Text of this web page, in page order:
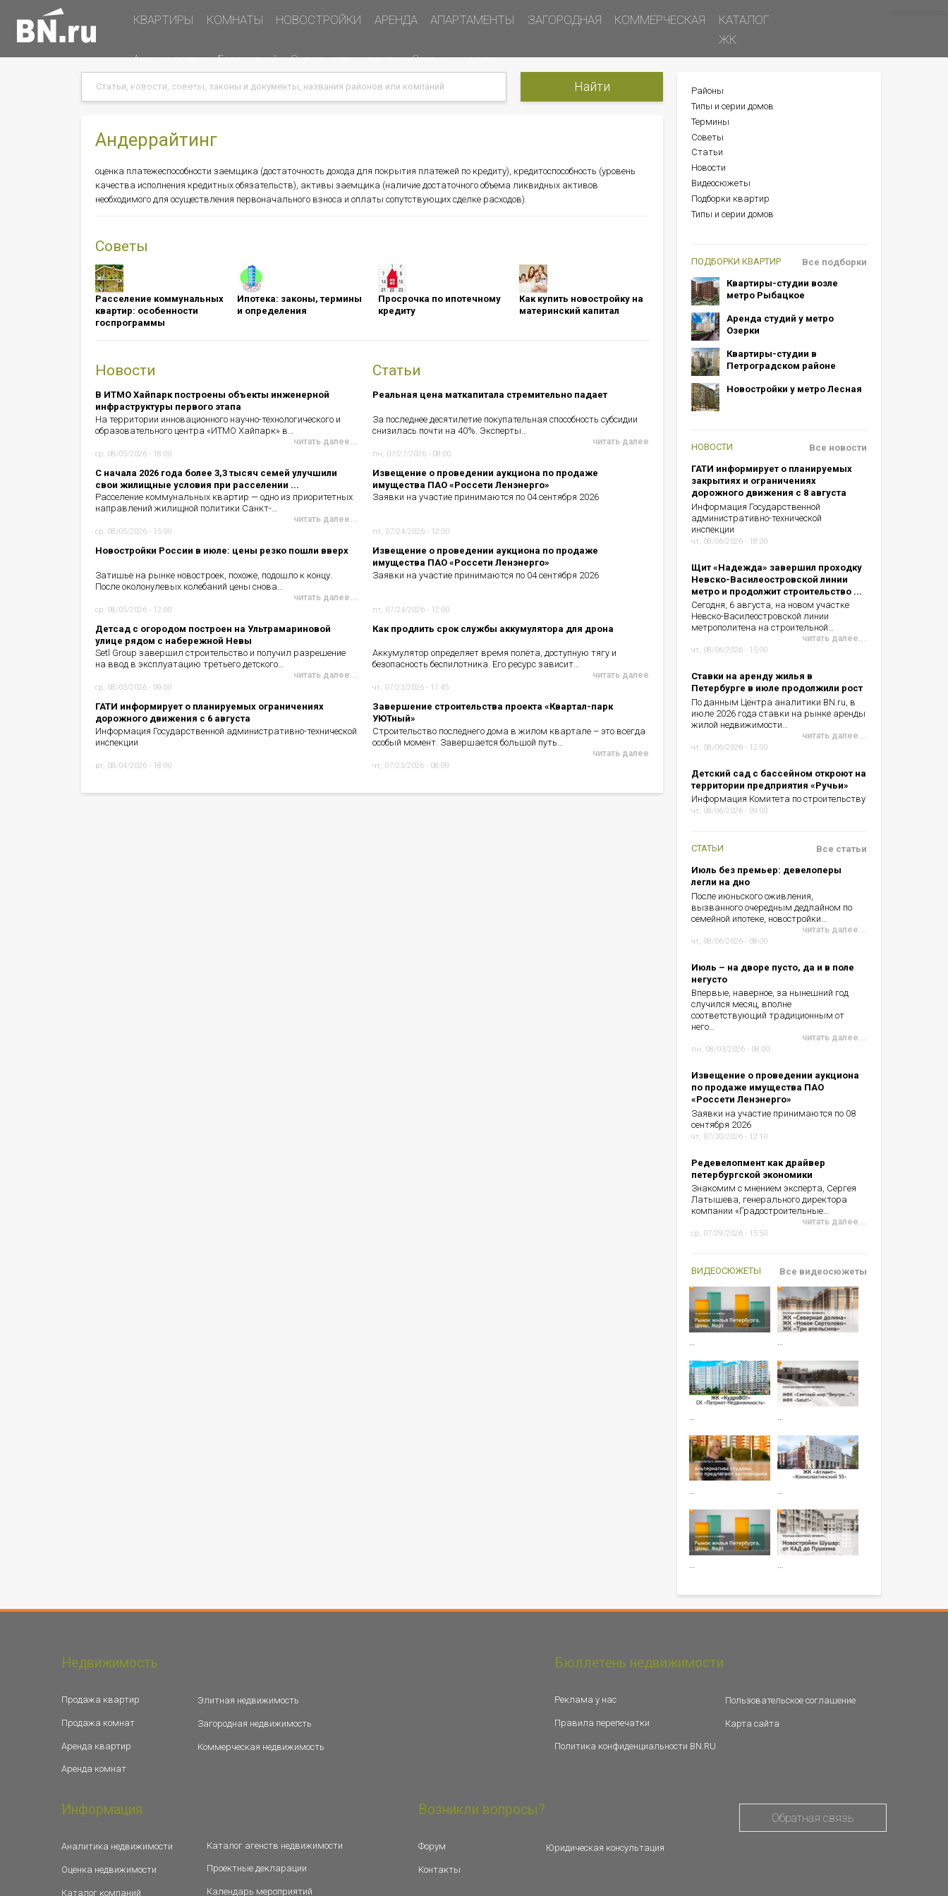
Основная
КВАРТИРЫ КОМНАТЫ НОВОСТРОЙКИ АРЕНДА АПАРТАМЕНТЫ ЗАГОРОДНАЯ КОММЕРЧЕСКАЯ
КАТАЛОГ
ЖК
Дополнительная
навигация
Акции и скидки База знаний Оценка недвижимости Статьи и новости
Меню
в
(справа)
Подать объявление
Search
Search
Андеррайтинг
оценка платежеспособности заемщика (достаточность дохода для покрытия платежей по кредиту), кредитоспособность (уровень
качества исполнения кредитных обязательств), активы заемщика (наличие достаточного объема ликвидных активов
необходимого для осуществления первоначального взноса и оплаты сопутствующих сделке расходов).
Советы
Расселение коммунальных
квартир: особенности
госпрограммы
Ипотека: ​​​​​​​законы, термины
и определения
Просрочка по ипотечному
кредиту
Как купить новостройку на
материнский капитал
Новости
В ИТМО Хайпарк построены объекты инженерной
инфраструктуры первого этапа
На территории инновационного научно-технологического и
образовательного центра «ИТМО Хайпарк» в…
читать далее...
ср, 08/05/2026 - 18:00
С начала 2026 года более 3,3 тысяч семей улучшили
свои жилищные условия при расселении ...
Расселение коммунальных квартир — одно из приоритетных
направлений жилищной политики Санкт-…
читать далее...
ср, 08/05/2026 - 15:00
Новостройки России в июле: цены резко пошли вверх
Затишье на рынке новостроек, похоже, подошло к концу.
После околонулевых колебаний цены снова…
читать далее...
ср, 08/05/2026 - 12:00
Детсад с огородом построен на Ультрамариновой
улице рядом с набережной Невы
Setl Group завершил строительство и получил разрешение
на ввод в эксплуатацию третьего детского…
читать далее...
ср, 08/05/2026 - 09:00
ГАТИ информирует о планируемых ограничениях
дорожного движения с 6 августа
Информация Государственной административно-технической
инспекции
вт, 08/04/2026 - 18:00
Статьи
Реальная цена маткапитала стремительно падает
За последнее десятилетие покупательная способность субсидии
снизилась почти на 40%. Эксперты…
читать далее
пн, 07/27/2026 - 08:00
Извещение о проведении аукциона по продаже
имущества ПАО «Россети Ленэнерго»
Заявки на участие принимаются по 04 сентября 2026
пт, 07/24/2026 - 12:00
Извещение о проведении аукциона по продаже
имущества ПАО «Россети Ленэнерго»
Заявки на участие принимаются по 04 сентября 2026
пт, 07/24/2026 - 12:00
Как продлить срок службы аккумулятора для дрона
Аккумулятор определяет время полёта, доступную тягу и
безопасность беспилотника. Его ресурс зависит…
читать далее
чт, 07/23/2026 - 11:45
Завершение строительства проекта «Квартал-парк
УЮТный»
Строительство последнего дома в жилом квартале – это всегда
особый момент. Завершается большой путь…
читать далее
чт, 07/23/2026 - 08:00
БОКОВОЕ
МЕНЮ
Районы
Типы и серии домов
Термины
Советы
Статьи
Новости
Видеосюжеты
Подборки квартир
Типы и серии домов
ПОДБОРКИ КВАРТИР
Квартиры-студии возле
метро Рыбацкое
Аренда студий у метро
Озерки
Квартиры-студии в
Петроградском районе
Новостройки у метро Лесная
Все подборки
НОВОСТИ
ГАТИ информирует о планируемых
закрытиях и ограничениях
дорожного движения с 8 августа
Информация Государственной
административно-технической
инспекции
чт, 08/06/2026 - 18:00
Щит «Надежда» завершил проходку
Невско-Василеостровской линии
метро и продолжит строительство ...
Сегодня, 6 августа, на новом участке
Невско-Василеостровской линии
метрополитена на строительной…
читать далее...
чт, 08/06/2026 - 15:00
Ставки на аренду жилья в
Петербурге в июле продолжили рост
По данным Центра аналитики BN.ru, в
июле 2026 года ставки на рынке аренды
жилой недвижимости…
читать далее...
чт, 08/06/2026 - 12:00
Детский сад с бассейном откроют на
территории предприятия «Ручьи»
Информация Комитета по строительству
чт, 08/06/2026 - 09:00
Все новости
СТАТЬИ
Июль без премьер: девелоперы
легли на дно
После июньского оживления,
вызванного очередным дедлайном по
семейной ипотеке, новостройки…
читать далее...
чт, 08/06/2026 - 08:00
Июль – на дворе пусто, да и в поле
негусто
Впервые, наверное, за нынешний год
случился месяц, вполне
соответствующий традиционным от
него…
читать далее...
пн, 08/03/2026 - 08:00
Извещение о проведении аукциона
по продаже имущества ПАО
«Россети Ленэнерго»
Заявки на участие принимаются по 08
сентября 2026
чт, 07/30/2026 - 12:10
Редевелопмент как драйвер
петербургской экономики
Знакомим с мнением эксперта, Сергея
Латышева, генерального директора
компании «Градостроительные…
читать далее...
ср, 07/29/2026 - 15:50
Все статьи
ВИДЕОСЮЖЕТЫ
… …
… …
Все видеосюжеты
Недвижимость
Продажа квартир
Продажа комнат
Аренда квартир
Аренда комнат
Элитная недвижимость
Загородная недвижимость
Коммерческая недвижимость
Бюллетень недвижимости
Реклама у нас
Правила перепечатки
Политика конфиденциальности BN.RU
Пользовательское соглашение
Карта сайта
Информация
Аналитика недвижимости
Оценка недвижимости
Каталог компаний
Каталог агенств недвижимости
Проектные декларации
Календарь мероприятий
Возникли вопросы?
Форум
Контакты
Юридическая консультация
Обратная связь